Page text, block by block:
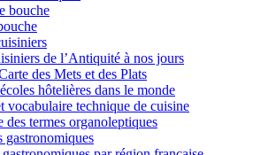
bouche
de l’Antiquité à nos jours
des Mets et des Plats
hôtelières dans le monde
vocabulaire technique de cuisine
termes organoleptiques
gastronomiques